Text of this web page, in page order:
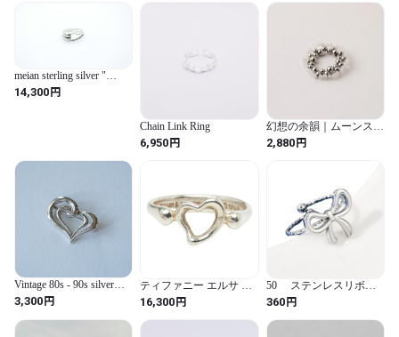
アス 小さめ 小ぶり シン
プル ピアス イヤリング
ピンク PINK 15mm
meian sterling silver "
Guide " ring #087
14,300円
Chain Link Ring
6,950円
幻想の余韻｜ムーンスト
ーン｜天然石リング
2,880円
Vintage 80s - 90s silver
tone heart brooch ヴィンテ
ージ 80年代 - 90年代
シルバートーン ハー
3,300円
ティファニー エルサ ペ
レッティ オープンハー
ト リング 指輪 SV925 シ
ルバー レディース
16,300円
50 ステンレスリボン
リング
360円